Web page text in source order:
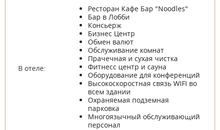
В отеле:
Ресторан Кафе Бар "Noodles"
Бар в Лобби
Консьерж
Бизнес Центр
Обмен валют
Обслуживание комнат
Прачечная и сухая чистка
Фитнесс центр и сауна
Оборудование для конференций
Высокоскоростная связь WIFI во
всем здании
Охраняемая подземная
парковка
Многоязычный обслуживающий
персонал